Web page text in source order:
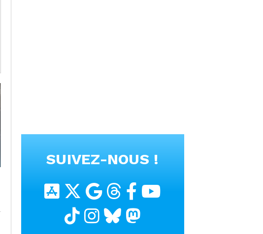
SUIVEZ-NOUS !